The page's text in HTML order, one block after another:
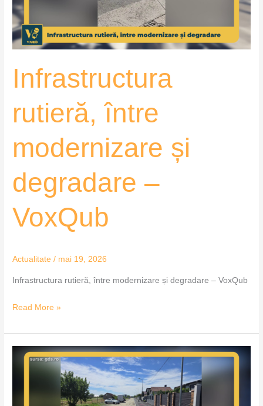
Infrastructura
rutieră, între
modernizare și
degradare –
VoxQub
Actualitate / mai 19, 2026
Infrastructura rutieră, între modernizare și degradare – VoxQub
–
VoxQub
Read More »
Când
modernizarea